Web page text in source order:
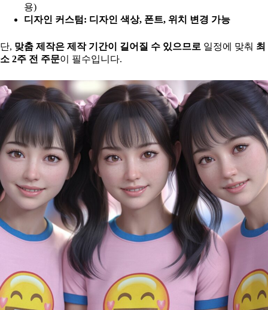
용)
디자인 커스텀: 디자인 색상, 폰트, 위치 변경 가능
단, 맞춤 제작은 제작 기간이 길어질 수 있으므로 일정에 맞춰 최
소 2주 전 주문이 필수입니다.